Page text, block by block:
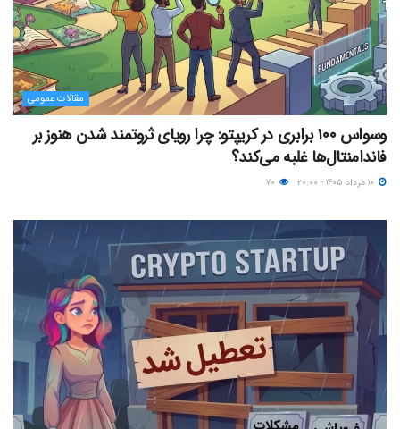
مقالات عمومی
وسواس ۱۰۰ برابری در کریپتو: چرا رویای ثروتمند شدن هنوز بر
فاندامنتال‌ها غلبه می‌کند؟